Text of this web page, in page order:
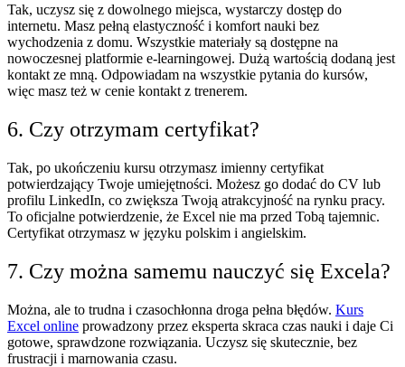
Tak, uczysz się z dowolnego miejsca, wystarczy dostęp do
internetu. Masz pełną elastyczność i komfort nauki bez
wychodzenia z domu. Wszystkie materiały są dostępne na
nowoczesnej platformie e-learningowej. Dużą wartością dodaną jest
kontakt ze mną. Odpowiadam na wszystkie pytania do kursów,
więc masz też w cenie kontakt z trenerem.
6. Czy otrzymam certyfikat?
Tak, po ukończeniu kursu otrzymasz imienny certyfikat
potwierdzający Twoje umiejętności. Możesz go dodać do CV lub
profilu LinkedIn, co zwiększa Twoją atrakcyjność na rynku pracy.
To oficjalne potwierdzenie, że Excel nie ma przed Tobą tajemnic.
Certyfikat otrzymasz w języku polskim i angielskim.
7. Czy można samemu nauczyć się Excela?
Można, ale to trudna i czasochłonna droga pełna błędów. Kurs
Excel online prowadzony przez eksperta skraca czas nauki i daje Ci
gotowe, sprawdzone rozwiązania. Uczysz się skutecznie, bez
frustracji i marnowania czasu.